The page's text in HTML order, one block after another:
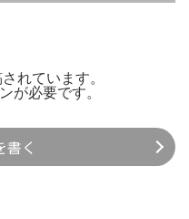
れています。
が必要です。
書く